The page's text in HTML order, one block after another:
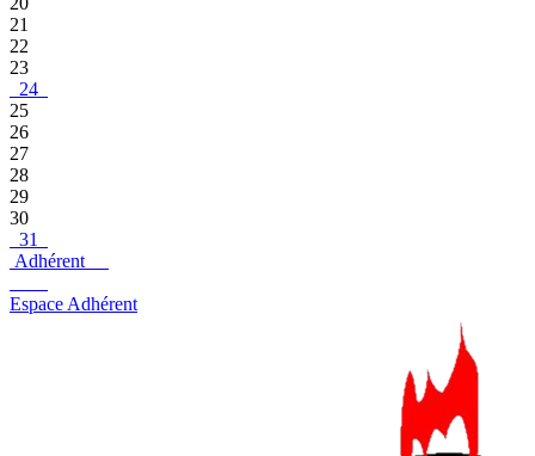
21
22
23
24
25
26
27
28
29
30
31
Adhérent
Espace Adhérent